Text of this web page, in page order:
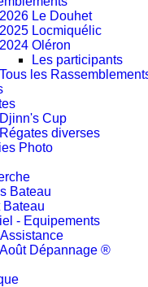
2026 Le Douhet
2025 Locmiquélic
2024 Oléron
Les participants
Tous les
Djinn's Cup
Régates diverses
Photo
Bateau
Bateau
- Equipements
Août Dépannage ®